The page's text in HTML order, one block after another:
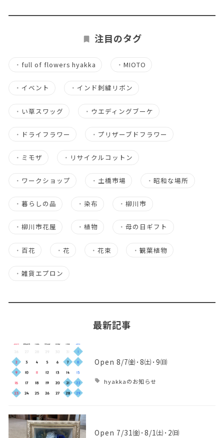
注目のタグ
・ full of flowers hyakka ・MIOTO
・ イベント ・ インド刺繍リボン
・ い草スワッグ ・ ウエディングブーケ
・ ドライフラワー ・ プリザーブドフラワー
・ ミモザ ・ リサイクルコットン
・ ワークショップ ・ 土橋市場 ・昭和な場所
・ 暮らしの品 ・ 染布 ・柳川市
・ 柳川市花屋 ・植物 ・母の日ギフト
・ 百花 ・花 ・花束 ・ 観葉植物
・ 雑貨エプロン
最新記事
Open 8/7㈮･8㈯･9㈰
hyakkaのお知らせ
Open 7/31㈮･8/1㈯･2㈰